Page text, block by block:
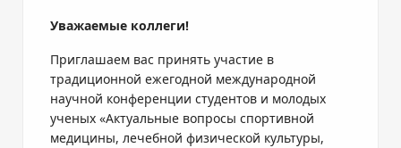
Уважаемые коллеги!
Приглашаем вас принять участие в
традиционной ежегодной международной
научной конференции студентов и молодых
ученых «Актуальные вопросы спортивной
медицины, лечебной физической культуры,